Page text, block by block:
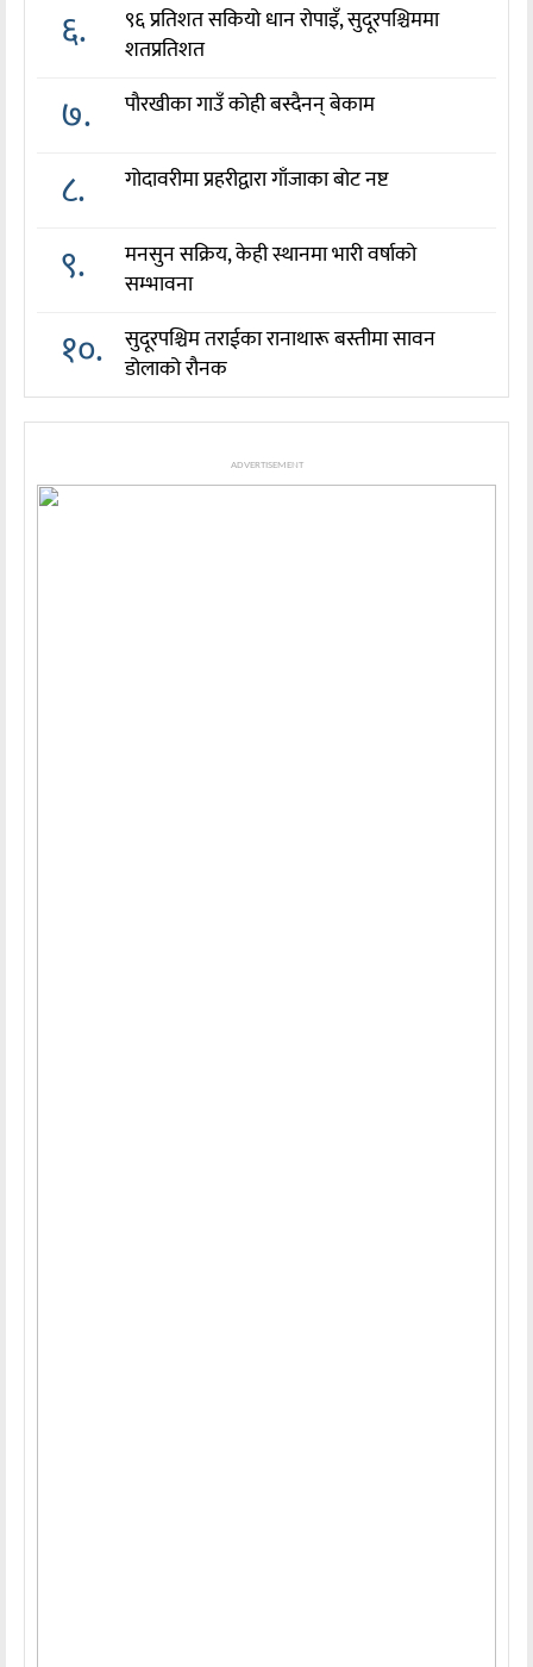
६.
९६ प्रतिशत सकियो धान रोपाइँ, सुदूरपश्चिममा
शतप्रतिशत
७. पौरखीका गाउँ कोही बस्दैनन् बेकाम
८. गोदावरीमा प्रहरीद्वारा गाँजाका बोट नष्ट
९.
मनसुन सक्रिय, केही स्थानमा भारी वर्षाको
सम्भावना
१०.
सुदूरपश्चिम तराईका रानाथारू बस्तीमा सावन
डोलाको रौनक
ADVERTISEMENT